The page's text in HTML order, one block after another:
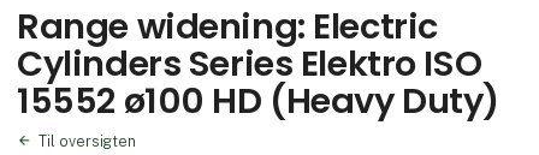
Range widening: Electric
Cylinders Series Elektro ISO
15552 ø100 HD (Heavy Duty)
Til oversigten